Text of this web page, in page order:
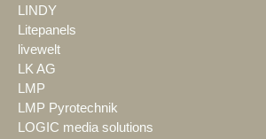
LINDY
Litepanels
livewelt
LK AG
LMP
LMP Pyrotechnik
LOGIC media solutions